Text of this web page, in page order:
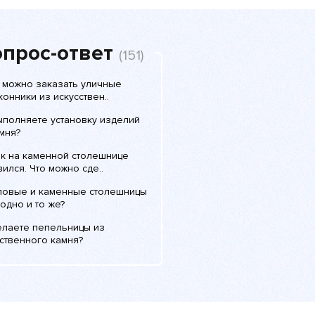
ответ (151)
заказать уличные
из искусствен..
установку изделий
на каменной столешнице
Что можно сде..
и каменные столешницы
и то же?
пепельницы из
камня?